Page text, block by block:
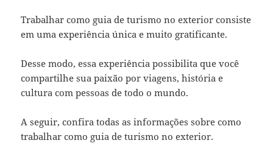
Trabalhar como guia de turismo no exterior consiste
em uma experiência única e muito gratificante.
Desse modo, essa experiência possibilita que você
compartilhe sua paixão por viagens, história e
cultura com pessoas de todo o mundo.
A seguir, confira todas as informações sobre como
trabalhar como guia de turismo no exterior.